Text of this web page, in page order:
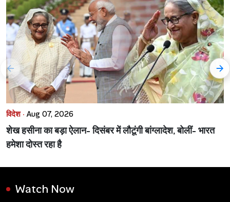
विदेश · Aug 07, 2026
शेख हसीना का बड़ा ऐलान- दिसंबर में लौटूंगी बांग्लादेश, बोलीं- भारत
हमेशा दोस्त रहा है
Watch Now